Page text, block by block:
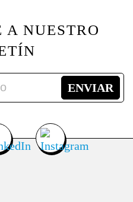
A NUESTRO